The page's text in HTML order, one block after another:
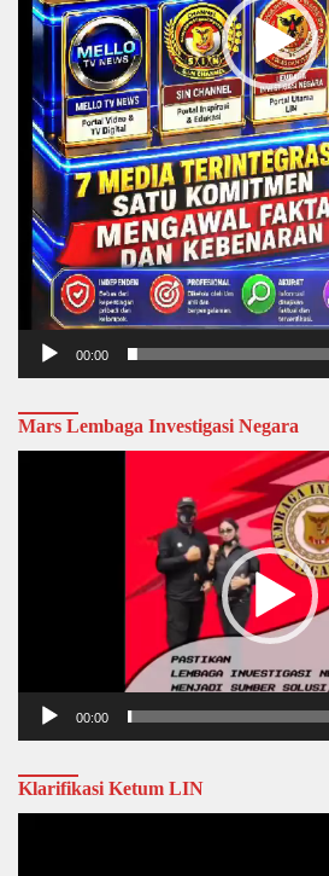
00:00
Mars Lembaga Investigasi Negara
00:00
Klarifikasi Ketum LIN